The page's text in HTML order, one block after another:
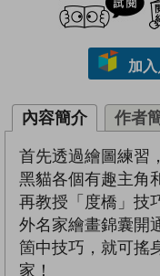
加
內容簡介 作者
首先透過繪圖練習
黑貓各個有趣主角
再教授「度橋」技
外名家繪畫錦囊開
箇中技巧，就可搖
家！